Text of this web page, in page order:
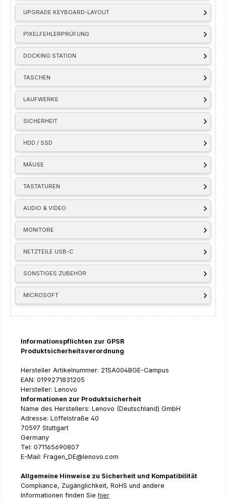
UPGRADE KEYBOARD-LAYOUT
PIXELFEHLERPRÜFUNG
DOCKING STATION
TASCHEN
LAUFWERKE
SICHERHEIT
HDD / SSD
MÄUSE
TASTATUREN
AUDIO & VIDEO
MONITORE
NETZTEILE USB-C
SONSTIGES ZUBEHÖR
MICROSOFT
Informationspflichten zur GPSR
Produktsicherheitsverordnung
Hersteller Artikelnummer: 21SA004BGE-Campus
EAN: 0199271831205
Hersteller: Lenovo
Informationen zur Produktsicherheit
Name des Herstellers: Lenovo (Deutschland) GmbH
Adresse: Löffelstraße 40
70597 Stuttgart
Germany
Tel: 071165690807
E-Mail: Fragen_DE@lenovo.com
Allgemeine Hinweise zu Sicherheit und Kompatibilität
Compliance, Zugänglichkeit, RoHS und andere
Informationen finden Sie hier